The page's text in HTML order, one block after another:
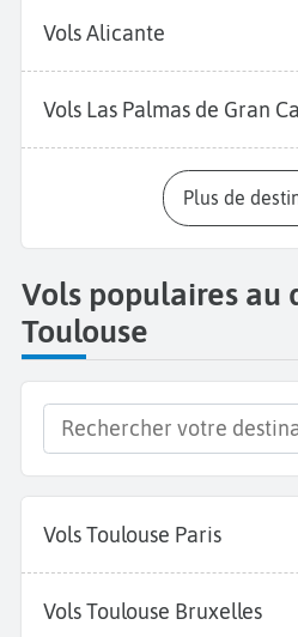
Vols Alicante
Vols Las Palmas de Gran
Plus de
Vols populaires au
Toulouse
Vols Toulouse Paris
Vols Toulouse Bruxelles